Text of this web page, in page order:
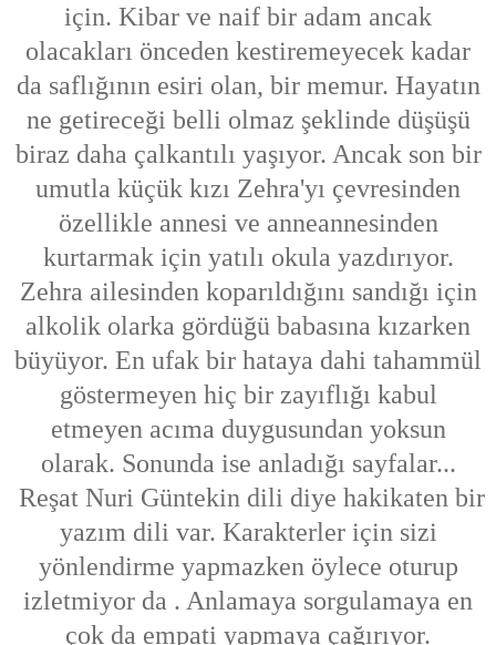
için. Kibar ve naif bir adam ancak
olacakları önceden kestiremeyecek kadar
da saflığının esiri olan, bir memur. Hayatın
ne getireceği belli olmaz şeklinde düşüşü
biraz daha çalkantılı yaşıyor. Ancak son bir
umutla küçük kızı Zehra'yı çevresinden
özellikle annesi ve anneannesinden
kurtarmak için yatılı okula yazdırıyor.
Zehra ailesinden koparıldığını sandığı için
alkolik olarka gördüğü babasına kızarken
büyüyor. En ufak bir hataya dahi tahammül
göstermeyen hiç bir zayıflığı kabul
etmeyen acıma duygusundan yoksun
olarak. Sonunda ise anladığı sayfalar...
Reşat Nuri Güntekin dili diye hakikaten bir
yazım dili var. Karakterler için sizi
yönlendirme yapmazken öylece oturup
izletmiyor da . Anlamaya sorgulamaya en
çok da empati yapmaya çağırıyor.